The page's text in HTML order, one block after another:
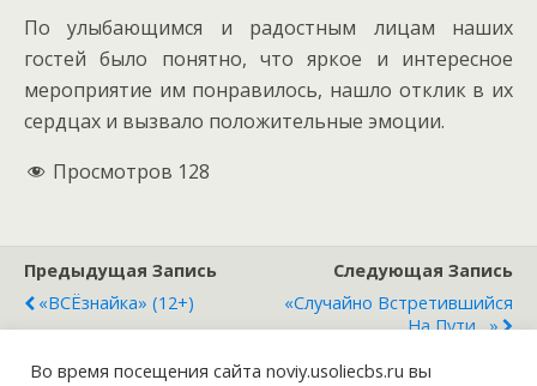
По улыбающимся и радостным лицам наших
гостей было понятно, что яркое и интересное
мероприятие им понравилось, нашло отклик в их
сердцах и вызвало положительные эмоции.
Просмотров 128
Предыдущая Запись
«ВСЁзнайка» (12+)
Следующая Запись
«Случайно Встретившийся
На Пути…»
Во время посещения сайта noviy.usoliecbs.ru вы